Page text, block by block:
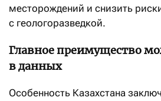
месторождений и снизить
с геологоразведкой.
Главное преимущество
в данных
Особенность Казахстана